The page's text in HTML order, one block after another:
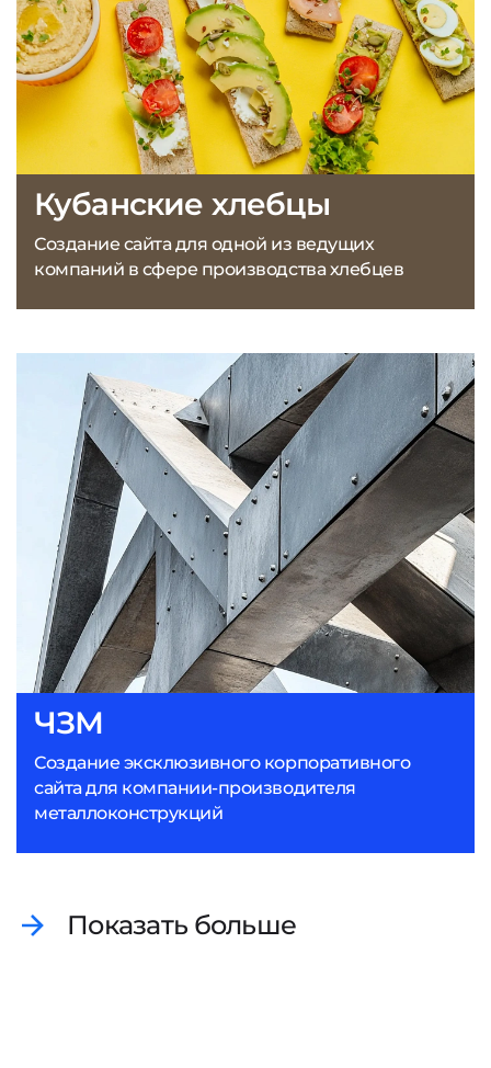
Кубанские хлебцы
Создание сайта для одной из ведущих
компаний в сфере производства хлебцев
ЧЗМ
Создание эксклюзивного корпоративного
сайта для компании-производителя
металлоконструкций
Показать больше